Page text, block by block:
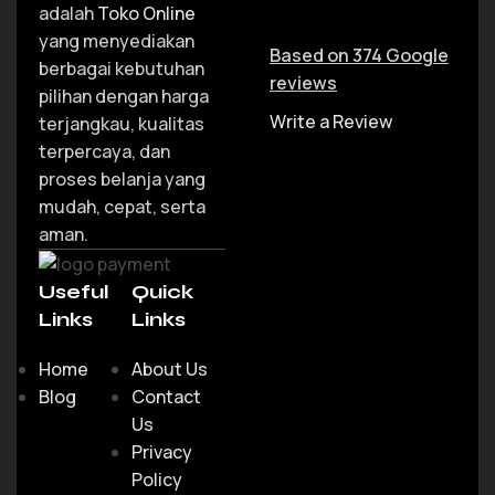
adalahToko Online
yang menyediakan
berbagai kebutuhan
pilihan dengan harga
terjangkau, kualitas
terpercaya, dan
proses belanja yang
mudah, cepat, serta
aman.
Useful
Links
Home
Blog
Quick
Links
About Us
Contact
Us
Privacy
Policy
Based on 374 Google
reviews
Write a Review